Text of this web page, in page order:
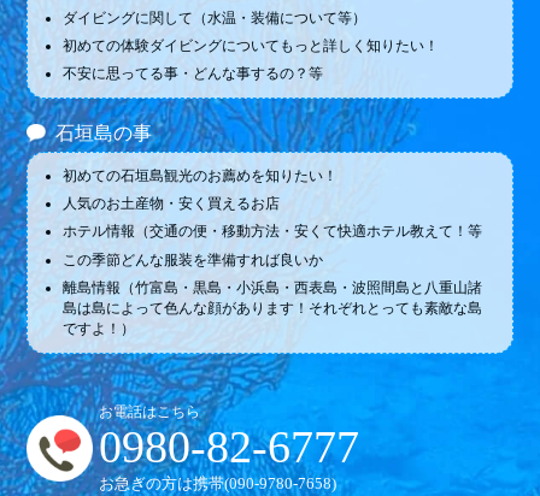
ダイビングに関して（水温・装備について等）
初めての体験ダイビングについてもっと詳しく知りたい！
不安に思ってる事・どんな事するの？等
石垣島の事
初めての石垣島観光のお薦めを知りたい！
人気のお土産物・安く買えるお店
ホテル情報（交通の便・移動方法・安くて快適ホテル教えて！等
この季節どんな服装を準備すれば良いか
離島情報（竹富島・黒島・小浜島・西表島・波照間島と八重山諸
島は島によって色んな顔があります！それぞれとっても素敵な島
ですよ！）
お電話はこちら
0980-82-6777
お急ぎの方は携帯(090-9780-7658)